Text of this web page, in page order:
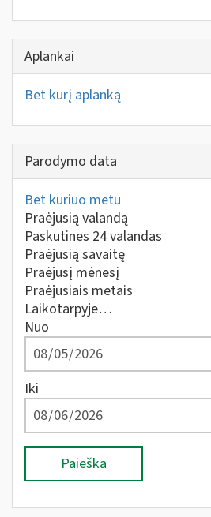
Aplankai
Bet kurį aplanką
Parodymo data
Bet kuriuo metu
Praėjusią valandą
Paskutines 24 valandas
Praėjusią savaitę
Praėjusį mėnesį
Praėjusiais metais
Laikotarpyje…
Nuo
Iki
Paieška